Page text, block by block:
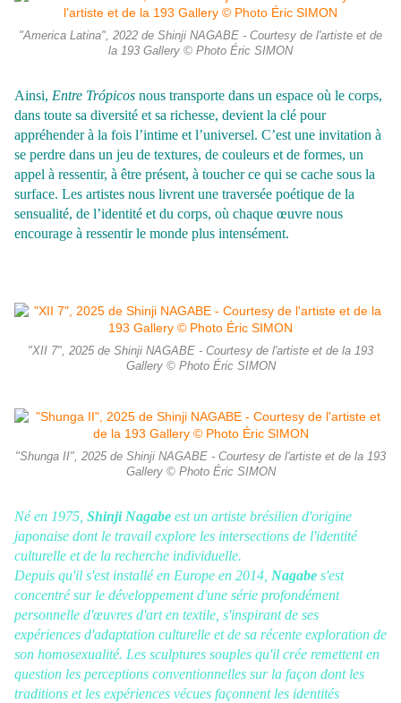
"America Latina", 2022 de Shinji NAGABE - Courtesy de l'artiste et de
la 193 Gallery © Photo Éric SIMON
Ainsi, Entre Trópicos nous transporte dans un espace où le corps,
dans toute sa diversité et sa richesse, devient la clé pour
appréhender à la fois l’intime et l’universel. C’est une invitation à
se perdre dans un jeu de textures, de couleurs et de formes, un
appel à ressentir, à être présent, à toucher ce qui se cache sous la
surface. Les artistes nous livrent une traversée poétique de la
sensualité, de l’identité et du corps, où chaque œuvre nous
encourage à ressentir le monde plus intensément.
"XII 7", 2025 de Shinji NAGABE - Courtesy de l'artiste et de la 193
Gallery © Photo Éric SIMON
"Shunga II", 2025 de Shinji NAGABE - Courtesy de l'artiste et de la 193
Gallery © Photo Éric SIMON
Né en 1975, Shinji Nagabe est un artiste brésilien d'origine
japonaise dont le travail explore les intersections de l'identité
culturelle et de la recherche individuelle.
Depuis qu'il s'est installé en Europe en 2014, Nagabe s'est
concentré sur le développement d'une série profondément
personnelle d'œuvres d'art en textile, s'inspirant de ses
expériences d'adaptation culturelle et de sa récente exploration de
son homosexualité. Les sculptures souples qu'il crée remettent en
question les perceptions conventionnelles sur la façon dont les
traditions et les expériences vécues façonnent les identités